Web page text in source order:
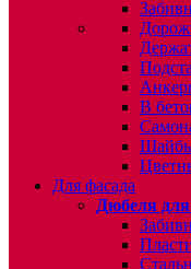
В
Для фасада
Дюбеля